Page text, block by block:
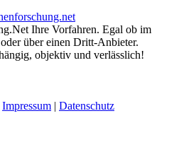
Ihre Vorfahren. Egal ob im
über einen Dritt-Anbieter.
objektiv und verlässlich!
Impressum Datenschutz